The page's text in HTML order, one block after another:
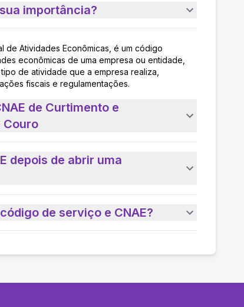
importância?
de Atividades Econômicas, é um código
econômicas de uma empresa ou entidade,
de atividade que a empresa realiza,
fiscais e regulamentações.
de Curtimento e
Couro
depois de abrir uma
de serviço e CNAE?